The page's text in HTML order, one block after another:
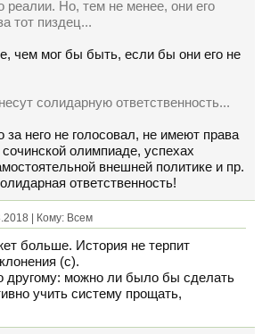
реалии. Но, тем не менее, они его
тот пиздец...
чем мог бы быть, если бы они его не
солидарную ответственность...
за него не голосовал, не имеют права
олимпиаде, успехах
внешней политике и пр.
ответственность!
| Кому: Всем
больше. История не терпит
(с).
другому: можно ли было бы сделать
учить систему прощать,